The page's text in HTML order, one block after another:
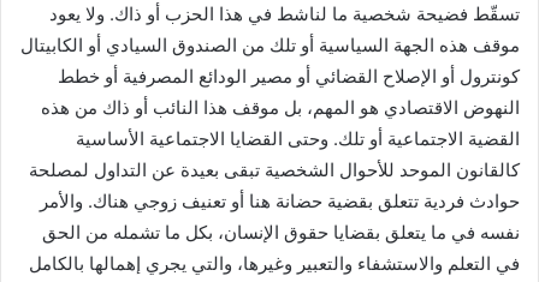
تسقّط فضيحة شخصية ما لناشط في هذا الحزب أو ذاك. ولا يعود
موقف هذه الجهة السياسية أو تلك من الصندوق السيادي أو الكابيتال
كونترول أو الإصلاح القضائي أو مصير الودائع المصرفية أو خطط
النهوض الاقتصادي هو المهم، بل موقف هذا النائب أو ذاك من هذه
القضية الاجتماعية أو تلك. وحتى القضايا الاجتماعية الأساسية
كالقانون الموحد للأحوال الشخصية تبقى بعيدة عن التداول لمصلحة
حوادث فردية تتعلق بقضية حضانة هنا أو تعنيف زوجي هناك. والأمر
نفسه في ما يتعلق بقضايا حقوق الإنسان، بكل ما تشمله من الحق
في التعلم والاستشفاء والتعبير وغيرها، والتي يجري إهمالها بالكامل